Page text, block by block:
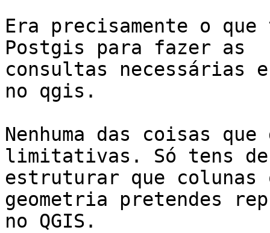
Era precisamente o
Postgis para fazer as
consultas necessárias
no qgis.
Nenhuma das coisas
limitativas. Só tens de
estruturar que colunas
geometria pretendes
no QGIS.